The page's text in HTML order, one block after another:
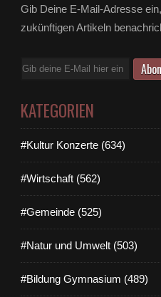
Gib Deine E-Mail-Adresse
zukünftigen Artikeln
E-
KATEGORIEN
#Kultur Konzerte (634)
#Wirtschaft (562)
#Gemeinde (525)
#Natur und Umwelt (503)
#Bildung Gymnasium (489)